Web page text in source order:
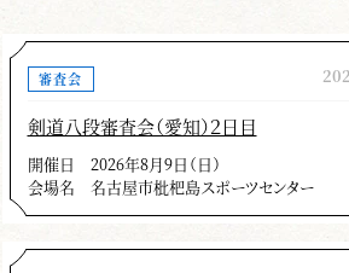
名古屋における剣道形審査に
難関の実技審査に合格しなが
す。
形は約束に従って一定の形式
むわけではないので、呼吸の合
審査会
剣道八段審査会（愛知）２日目
開催日
2026年8月9日（日）
会場名
名古屋市枇杷島スポーツセンター